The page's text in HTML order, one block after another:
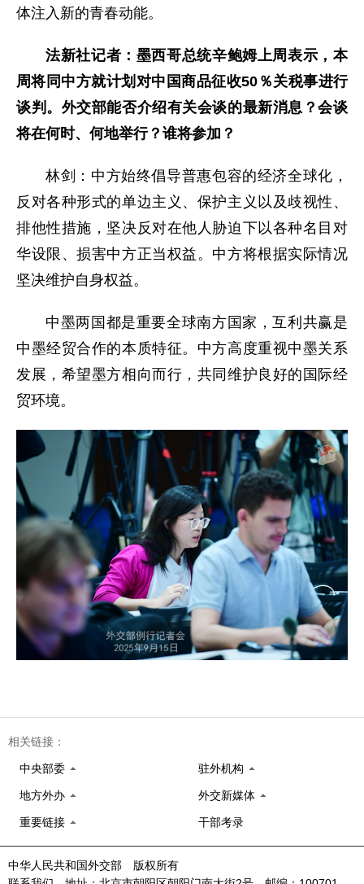
体注入新的青春动能。
法新社记者：墨西哥总统辛鲍姆上周表示，本
周将同中方就计划对中国商品征收50％关税事进行
谈判。外交部能否介绍有关会谈的最新消息？会谈
将在何时、何地举行？谁将参加？
林剑：中方始终倡导普惠包容的经济全球化，
反对各种形式的单边主义、保护主义以及歧视性、
排他性措施，坚决反对在他人胁迫下以各种名目对
华设限、损害中方正当权益。中方将根据实际情况
坚决维护自身权益。
中墨两国都是重要全球南方国家，互利共赢是
中墨经贸合作的本质特征。中方高度重视中墨关系
发展，希望墨方相向而行，共同维护良好的国际经
贸环境。
相关链接：
中央部委 驻外机构
地方外办 外交新媒体
重要链接 干部考录
中华人民共和国外交部 版权所有